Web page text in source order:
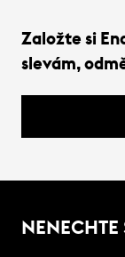
Založte si
slevám,
NENECHTE